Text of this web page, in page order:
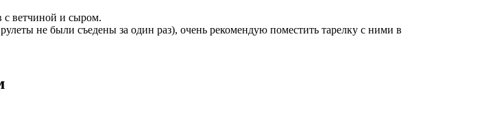
с ветчиной и сыром.
не были съедены за один раз), очень рекомендую поместить тарелку с ними в